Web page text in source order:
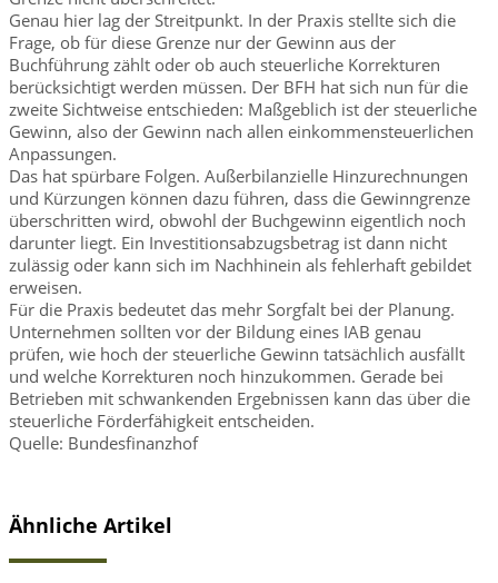
Genau hier lag der Streitpunkt. In der Praxis stellte sich die
Frage, ob für diese Grenze nur der Gewinn aus der
Buchführung zählt oder ob auch steuerliche Korrekturen
berücksichtigt werden müssen. Der BFH hat sich nun für die
zweite Sichtweise entschieden: Maßgeblich ist der steuerliche
Gewinn, also der Gewinn nach allen einkommensteuerlichen
Anpassungen.
Das hat spürbare Folgen. Außerbilanzielle Hinzurechnungen
und Kürzungen können dazu führen, dass die Gewinngrenze
überschritten wird, obwohl der Buchgewinn eigentlich noch
darunter liegt. Ein Investitionsabzugsbetrag ist dann nicht
zulässig oder kann sich im Nachhinein als fehlerhaft gebildet
erweisen.
Für die Praxis bedeutet das mehr Sorgfalt bei der Planung.
Unternehmen sollten vor der Bildung eines IAB genau
prüfen, wie hoch der steuerliche Gewinn tatsächlich ausfällt
und welche Korrekturen noch hinzukommen. Gerade bei
Betrieben mit schwankenden Ergebnissen kann das über die
steuerliche Förderfähigkeit entscheiden.
Quelle: Bundesfinanzhof
Ähnliche Artikel